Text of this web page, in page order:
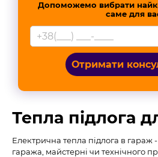
Допоможемо вибрати
саме для
Отримати
Тепла підлога
Електрична тепла підлога в гараж
гаража, майстерні чи технічного